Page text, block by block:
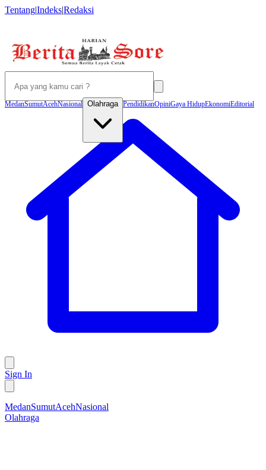
Tentang|Indeks|Redaksi
MedanSumutAcehNasional Olahraga PendidikanOpiniGaya HidupEkonomiEditorial
Sign In
MedanSumutAcehNasional
Olahraga